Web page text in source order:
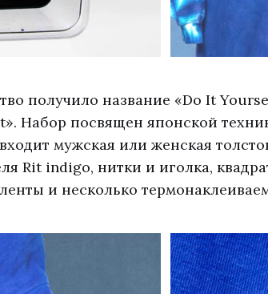
получило название «Do It
Набор посвящен японской
мужская или женская
Rit indigo, нитки и иголка,
и несколько